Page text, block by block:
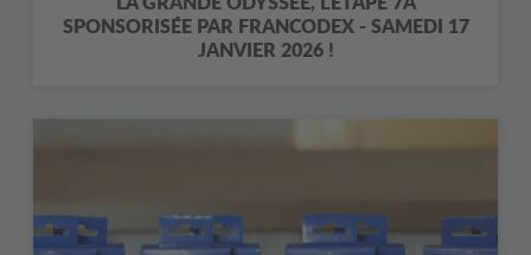
SPONSORISÉE PAR FRANCODEX - SAMEDI 17
JANVIER 2026 !